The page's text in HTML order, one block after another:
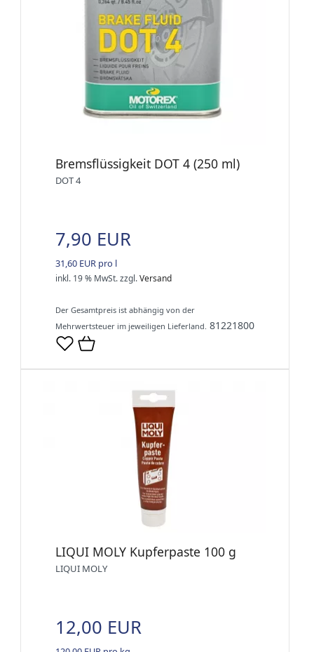
Bremsflüssigkeit DOT 4 (250 ml)
DOT 4
7,90 EUR
31,60 EUR pro l
inkl. 19 % MwSt.zzgl.Versand
Der Gesamtpreis ist abhängig von der
Mehrwertsteuer im jeweiligen Lieferland. 81221800
LIQUI MOLY Kupferpaste 100 g
LIQUI MOLY
12,00 EUR